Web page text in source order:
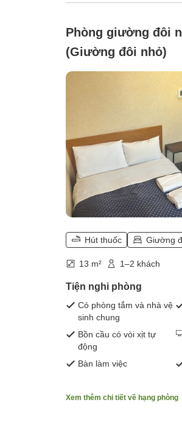
Phòng giường đôi
(Giường đôi nhỏ)
Hút thuốc Giường
13 m² 1–2 khách
Tiện nghi phòng
Có phòng tắm và nhà vệ
sinh chung
Bồn cầu có vòi xịt tự
động
Bàn làm việc
Xem thêm chi tiết về hạng phòng